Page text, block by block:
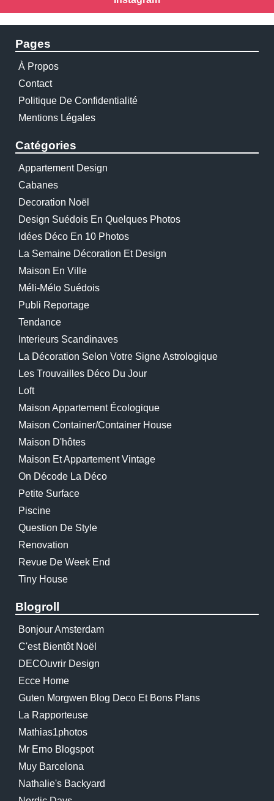
Pages
À Propos
Contact
Politique De Confidentialité
Mentions Légales
Catégories
Appartement Design
Cabanes
Decoration Noël
Design Suédois En Quelques Photos
Idées Déco En 10 Photos
La Semaine Décoration Et Design
Maison En Ville
Méli-Mélo Suédois
Publi Reportage
Tendance
Interieurs Scandinaves
La Décoration Selon Votre Signe Astrologique
Les Trouvailles Déco Du Jour
Loft
Maison Appartement Écologique
Maison Container/container House
Maison D'hôtes
Maison Et Appartement Vintage
On Décode La Déco
Petite Surface
Piscine
Question De Style
Renovation
Revue De Week End
Tiny House
Blogroll
Bonjour Amsterdam
C'est Bientôt Noël
DECOuvrir Design
Ecce Home
Guten Morgwen Blog Deco Et Bons Plans
La Rapporteuse
Mathias1photos
Mr Erno Blogspot
Muy Barcelona
Nathalie's Backyard